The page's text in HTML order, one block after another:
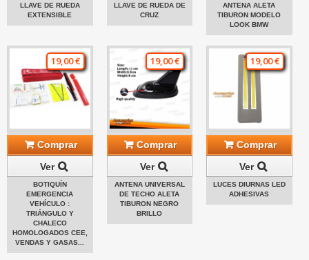
LLAVE DE RUEDA
EXTENSIBLE
LLAVE DE RUEDA DE
CRUZ
ANTENA ALETA
TIBURON MODELO
LOOK BMW
19,00 €
Comprar
Ver
BOTIQUÍN
EMERGENCIA
VEHÍCULO :
TRIÁNGULO Y
CHALECO
HOMOLOGADOS CEE,
VENDAS Y GASAS...
19,00 €
Comprar
Ver
ANTENA UNIVERSAL
DE TECHO ALETA
TIBURON NEGRO
BRILLO
19,00 €
Comprar
Ver
LUCES DIURNAS LED
ADHESIVAS